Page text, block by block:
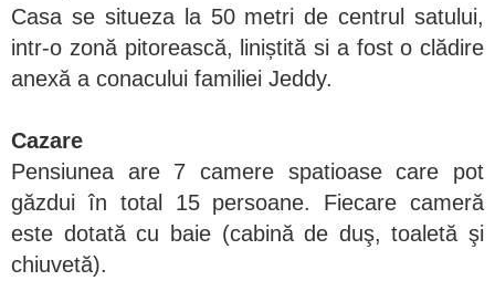
Casa se situeza la 50 metri de centrul satului,
intr-o zonă pitorească, liniștită si a fost o clădire
anexă a conacului familiei Jeddy.
Cazare
Pensiunea are 7 camere spatioase care pot
găzdui în total 15 persoane. Fiecare cameră
este dotată cu baie (cabină de duş, toaletă şi
chiuvetă).